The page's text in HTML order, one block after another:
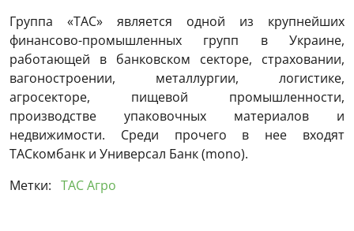
Группа «ТАС» является одной из крупнейших
финансово-промышленных групп в Украине,
работающей в банковском секторе, страховании,
вагоностроении, металлургии, логистике,
агросекторе, пищевой промышленности,
производстве упаковочных материалов и
недвижимости. Среди прочего в нее входят
ТАСкомбанк и Универсал Банк (mono).
Метки: ТАС Агро